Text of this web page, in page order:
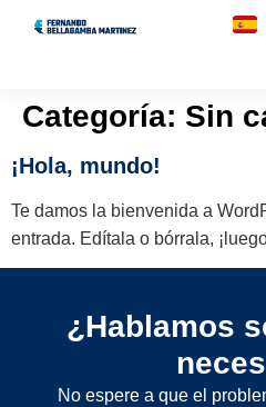
Categoría: Sin
¡Hola, mundo!
Te damos la bienvenida a
entrada. Edítala o bórrala,
¿Hablamos
No espere a que el